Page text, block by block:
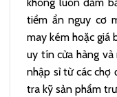
tiềm ẩn nguy cơ
may kém hoặc giá
uy tín cửa hàng và
nhập sỉ từ các chợ
tra kỹ sản phẩm